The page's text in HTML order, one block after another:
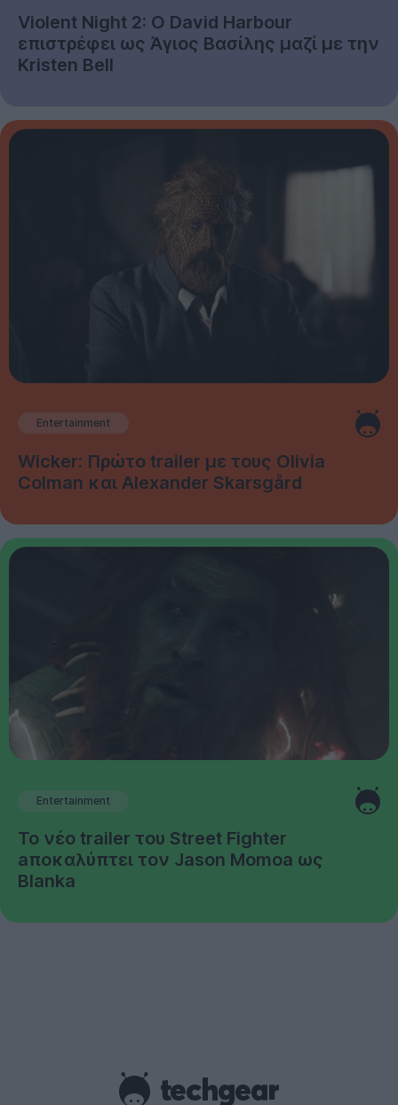
Violent Night 2: Ο David Harbour
επιστρέφει ως Άγιος Βασίλης μαζί με την
Kristen Bell
Entertainment
Wicker: Πρώτο trailer με τους Olivia
Colman και Alexander Skarsgård
Entertainment
Το νέο trailer του Street Fighter
aποκαλύπτει τον Jason Momoa ως
Blanka